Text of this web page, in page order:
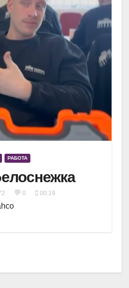
РАБОТА
💬 0 00:19